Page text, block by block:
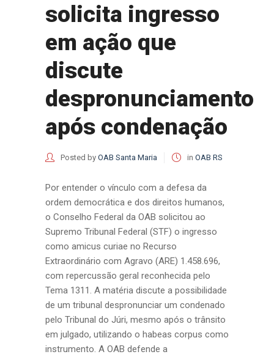
solicita ingresso
em ação que
discute
despronunciamento
após condenação
Posted by OAB Santa Maria in OAB RS
Por entender o vínculo com a defesa da
ordem democrática e dos direitos humanos,
o Conselho Federal da OAB solicitou ao
Supremo Tribunal Federal (STF) o ingresso
como amicus curiae no Recurso
Extraordinário com Agravo (ARE) 1.458.696,
com repercussão geral reconhecida pelo
Tema 1311. A matéria discute a possibilidade
de um tribunal despronunciar um condenado
pelo Tribunal do Júri, mesmo após o trânsito
em julgado, utilizando o habeas corpus como
instrumento. A OAB defende a